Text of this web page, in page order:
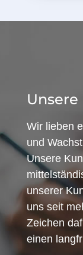
Wir lieben
und
Unsere
unserer
uns seit
Zeichen
einen